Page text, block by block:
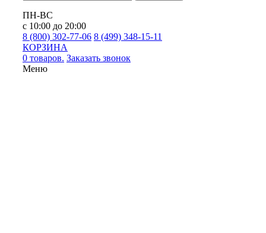
ПН-ВС
с 10:00 до 20:00
8 (800) 302-77-06 8 (499) 348-15-11
КОРЗИНА
0 товаров. Заказать звонок
Меню